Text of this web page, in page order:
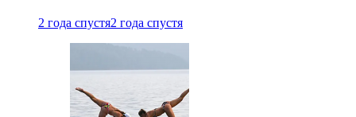
2 года спустя2 года спустя